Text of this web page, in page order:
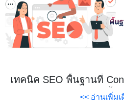
เทคนิค SEO พื้นฐานที่
รู้
<< อ่านเพิ่มเ